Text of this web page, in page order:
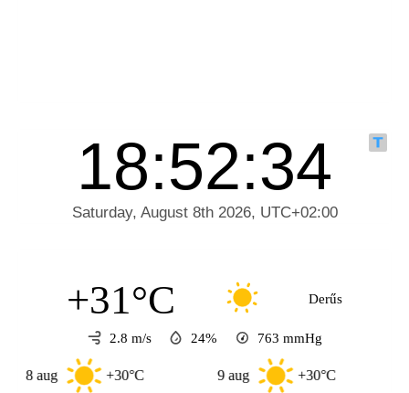
+31°C Derűs
2.8 m/s 24% 763 mmHg
+30°C +30°C